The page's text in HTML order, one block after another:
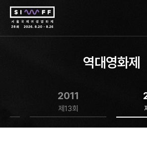
역대영화제
2011
제13회